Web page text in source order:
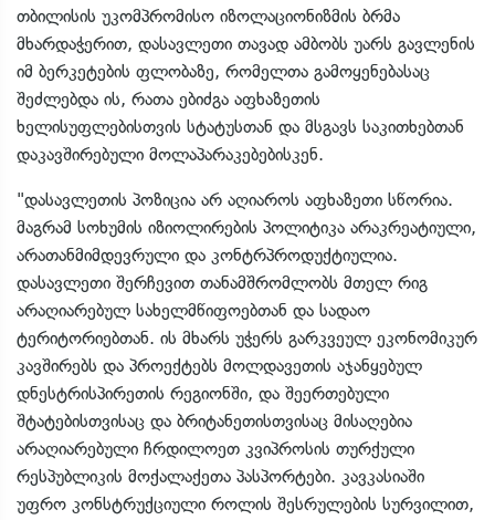
თბილისის უკომპრომისო იზოლაციონიზმის ბრმა
მხარდაჭერით, დასავლეთი თავად ამბობს უარს გავლენის
იმ ბერკეტების ფლობაზე, რომელთა გამოყენებასაც
შეძლებდა ის, რათა ებიძგა აფხაზეთის
ხელისუფლებისთვის სტატუსთან და მსგავს საკითხებთან
დაკავშირებული მოლაპარაკებებისკენ.
"დასავლეთის პოზიცია არ აღიაროს აფხაზეთი სწორია.
მაგრამ სოხუმის იზიოლირების პოლიტიკა არაკრეატიული,
არათანმიმდევრული და კონტრპროდუქტიულია.
დასავლეთი შერჩევით თანამშრომლობს მთელ რიგ
არაღიარებულ სახელმწიფოებთან და სადაო
ტერიტორიებთან. ის მხარს უჭერს გარკვეულ ეკონომიკურ
კავშირებს და პროექტებს მოლდავეთის აჯანყებულ
დნესტრისპირეთის რეგიონში, და შეერთებული
შტატებისთვისაც და ბრიტანეთისთვისაც მისაღებია
არაღიარებული ჩრდილოეთ კვიპროსის თურქული
რესპუბლიკის მოქალაქეთა პასპორტები. კავკასიაში
უფრო კონსტრუქციული როლის შესრულების სურვილით,